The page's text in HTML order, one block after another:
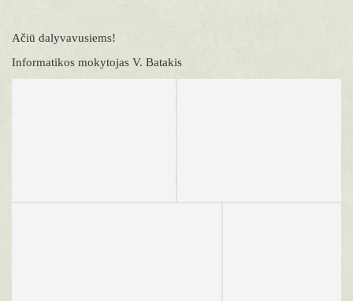
Ačiū dalyvavusiems!
Informatikos mokytojas V. Batakis